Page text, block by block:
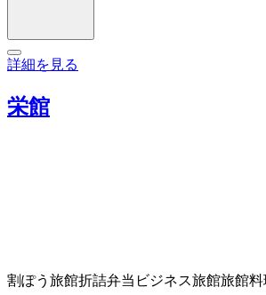
詳細を見る
栄館
割ぽう旅館折詰弁当 ビジネス旅館旅館料